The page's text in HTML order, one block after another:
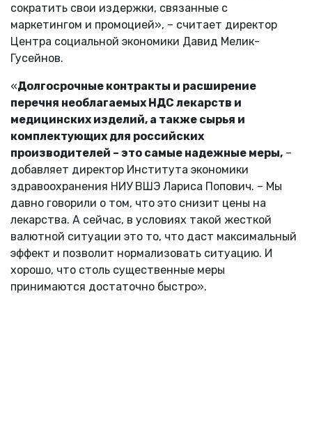
сократить свои издержки, связанные с
маркетингом и промоцией», – считает директор
Центра социальной экономики Давид Мелик-
Гусейнов.
«Долгосрочные контракты и расширение
перечня необлагаемых НДС лекарств и
медицинских изделий, а также сырья и
комплектующих для российских
производителей – это самые надежные меры, –
добавляет директор Института экономики
здравоохранения НИУ ВШЭ Лариса Попович. – Мы
давно говорили о том, что это снизит цены на
лекарства. А сейчас, в условиях такой жесткой
валютной ситуации это то, что даст максимальный
эффект и позволит нормализовать ситуацию. И
хорошо, что столь существенные меры
принимаются достаточно быстро».